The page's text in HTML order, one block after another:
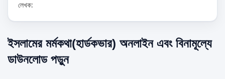
লেখক:
ইসলামের মর্মকথা(হার্ডকভার) অনলাইন এবং বিনামূল্যে
ডাউনলোড পড়ুন